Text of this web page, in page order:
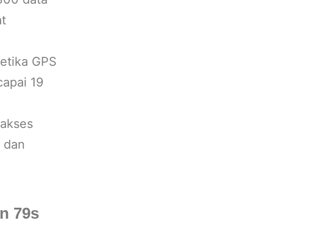
GPS
19
79s